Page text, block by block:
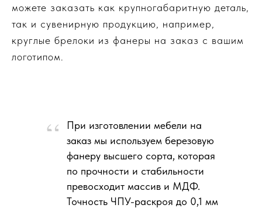
можете заказать как крупногабаритную деталь,
так и сувенирную продукцию, например,
круглые брелоки из фанеры на заказ с вашим
логотипом.
При изготовлении мебели на
заказ мы используем березовую
фанеру высшего сорта, которая
по прочности и стабильности
превосходит массив и МДФ.
Точность ЧПУ-раскроя до 0,1 мм